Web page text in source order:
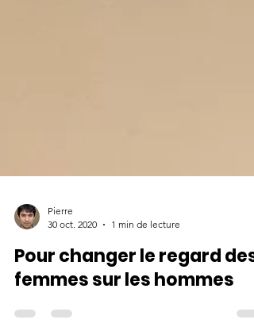
Pierre
30 oct. 2020
1 min de lecture
Pour changer le regard des
femmes sur les hommes